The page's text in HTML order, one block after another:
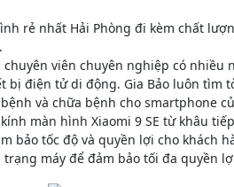
rẻ nhất Hải Phòng đi kèm chất
viên chuyên nghiệp có
bị điện tử di động. Gia Bảo luôn tìm
và chữa bệnh cho smartphone
màn hình Xiaomi 9 SE từ khâu
bảo tốc độ và quyền lợi cho khách
máy để đảm bảo tối đa quyền